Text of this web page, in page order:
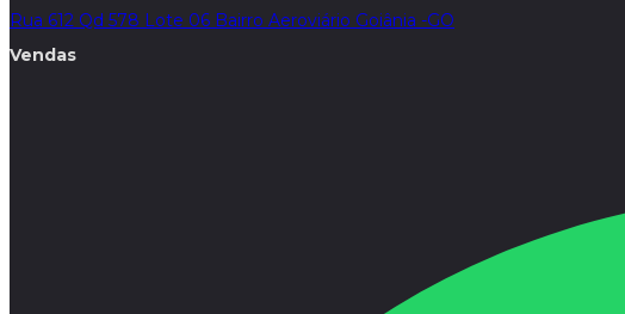
Rua 612 Qd 578 Lote 06 Bairro Aeroviário Goiânia -GO
Vendas